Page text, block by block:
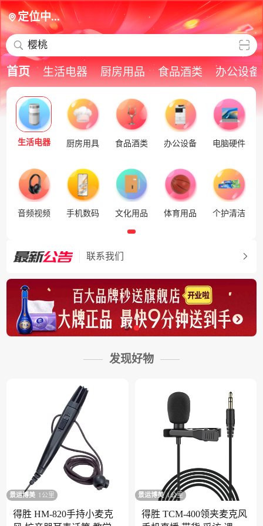
定位中...
樱桃
首页 生活电器 厨房用品 食品酒类 办公设备
生活电器 厨房用具 食品酒类 办公设备 电脑硬件
音频视频 手机数码 文化用品 体育用品 个护清洁
联系我们
发现好物
景运博美 1公里
得胜 HM-820手持小麦克
景运博美 1公里
得胜 TCM-400领夹麦克风